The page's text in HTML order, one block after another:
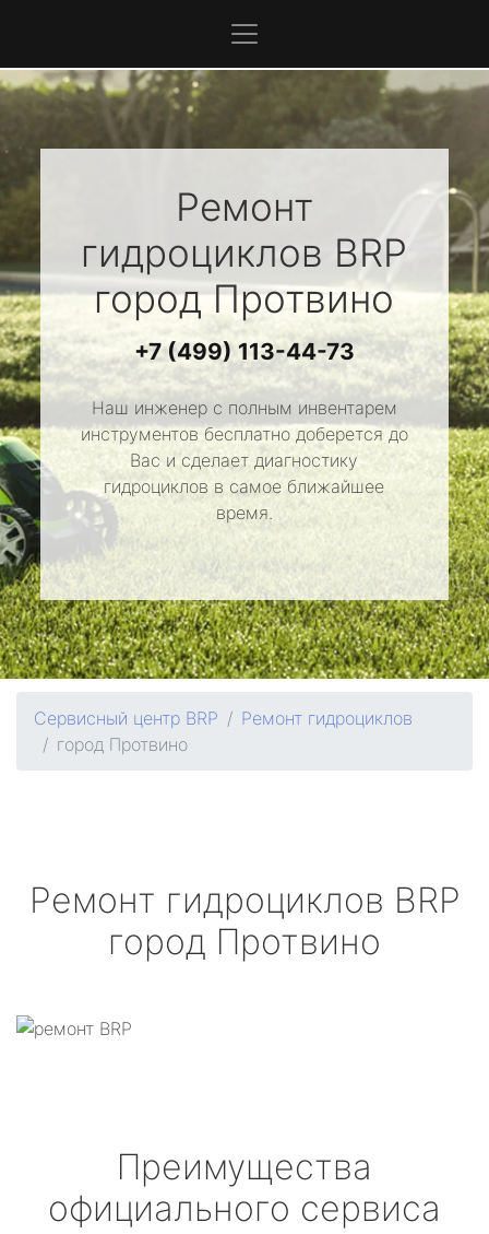
Ремонт
гидроциклов BRP
город Протвино
+7 (499) 113-44-73
Наш инженер с полным инвентарем
инструментов бесплатно доберется до
Вас и сделает диагностику
гидроциклов в самое ближайшее
время.
Сервисный центр BRP
Ремонт гидроциклов
город Протвино
Ремонт гидроциклов BRP
город Протвино
Преимущества
официального сервиса